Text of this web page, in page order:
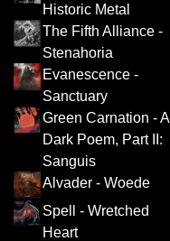
Historic Metal
The Fifth Alliance -
Stenahoria
Evanescence -
Sanctuary
Green Carnation - A
Dark Poem, Part II:
Sanguis
Alvader - Woede
Spell - Wretched
Heart